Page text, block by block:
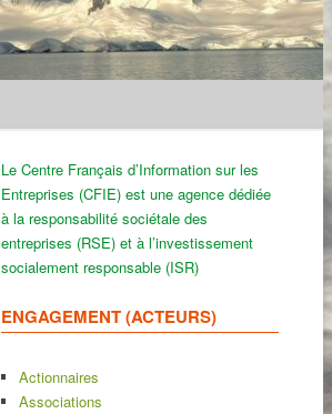
Le Centre Français d’Information sur les
Entreprises (CFIE) est une agence dédiée
à la responsabilité sociétale des
entreprises (RSE) et à l’investissement
socialement responsable (ISR)
ENGAGEMENT (ACTEURS)
Actionnaires
Associations